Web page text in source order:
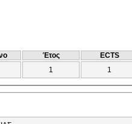
Έτος
ECTS
1
1